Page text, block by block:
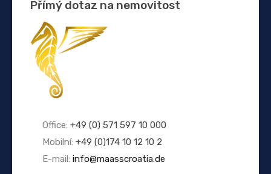
Přímý dotaz na nemovitost
Office: +49 (0) 571 597 10 000
Mobilní: +49 (0)174 10 12 10 2
E-mail: info@maasscroatia.de